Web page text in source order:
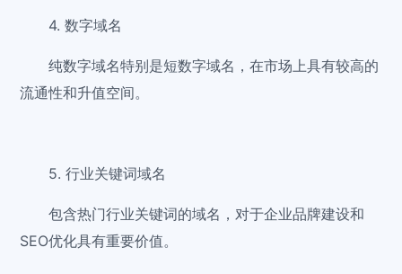
4. 数字域名
纯数字域名特别是短数字域名，在市场上具有较高的
流通性和升值空间。
5. 行业关键词域名
包含热门行业关键词的域名，对于企业品牌建设和
SEO优化具有重要价值。